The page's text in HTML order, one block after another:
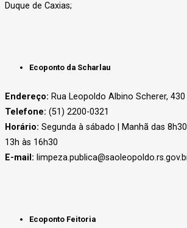
Duque de Caxias;
Ecoponto da Scharlau
Endereço: Rua Leopoldo Albino Scherer, 430
Telefone: (51) 2200-0321
Horário: Segunda à sábado | Manhã das
13h às 16h30
E-mail:
Ecoponto Feitoria